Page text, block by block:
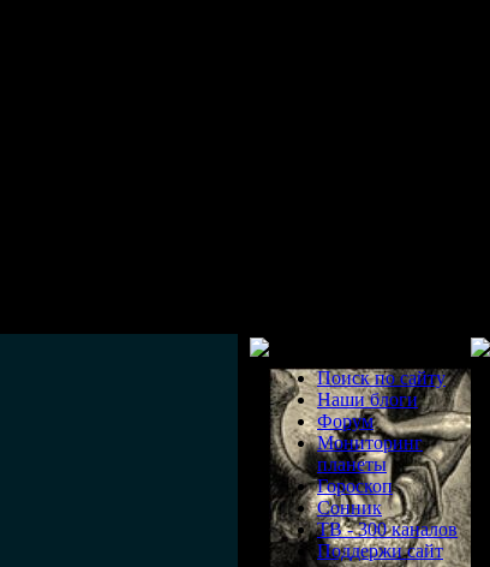
Поиск по сайту
Наши блоги
Форум
Мониторинг
планеты
Гороскоп
Сонник
ТВ - 300 каналов
Поддержи сайт